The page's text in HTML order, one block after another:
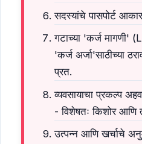
सदस्यांचे पासपोर्ट
गटाच्या 'कर्ज
'कर्ज अर्जा'साठीच्या
प्रत.
व्यवसायाचा प्रकल्प
- विशेषतः किशोर आणि
उत्पन्न आणि खर्चाचे